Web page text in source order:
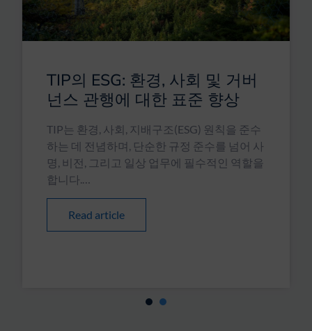
TIP의 ESG: 환경, 사회 및 거버
넌스 관행에 대한 표준 향상
TIP는 환경, 사회, 지배구조(ESG) 원칙을 준수
하는 데 전념하며, 단순한 규정 준수를 넘어 사
명, 비전, 그리고 일상 업무에 필수적인 역할을
합니다.…
Read article